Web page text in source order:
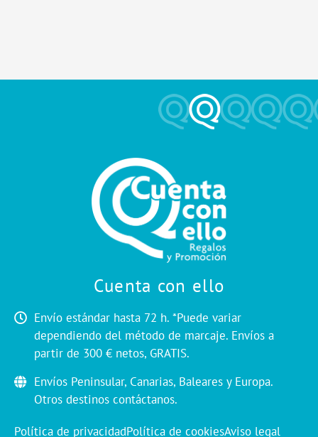
Cuenta con ello
Envío estándar hasta 72 h. *Puede variar
dependiendo del método de marcaje. Envíos a
partir de 300 € netos, GRATIS.
Envíos Peninsular, Canarias, Baleares y Europa.
Otros destinos contáctanos.
Política de privacidadPolítica de cookiesAviso legal